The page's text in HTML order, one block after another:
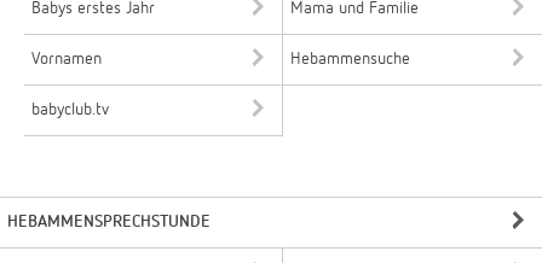
Babys erstes Jahr Mama und Familie
Vornamen Hebammensuche
babyclub.tv
HEBAMMENSPRECHSTUNDE